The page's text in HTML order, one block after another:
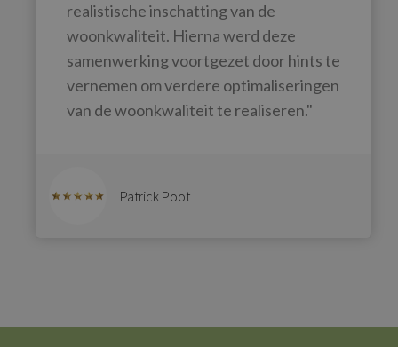
realistische inschatting van de
woonkwaliteit. Hierna werd deze
samenwerking voortgezet door hints te
vernemen om verdere optimaliseringen
van de woonkwaliteit te realiseren."
Patrick Poot